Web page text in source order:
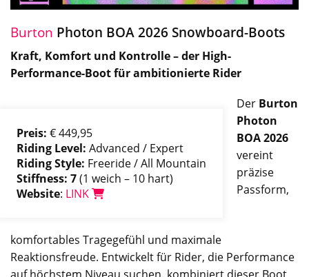
Burton Photon BOA 2026 Snowboard-Boots
Kraft, Komfort und Kontrolle – der High-
Performance-Boot für ambitionierte Rider
Preis: € 449,95
Riding Level: Advanced / Expert
Riding Style: Freeride / All Mountain
Stiffness: 7(1 weich – 10 hart)
Website: LINK
Der Burton
Photon
BOA 2026
vereint
präzise
Passform,
komfortables Tragegefühl und maximale
Reaktionsfreude. Entwickelt für Rider, die Performance